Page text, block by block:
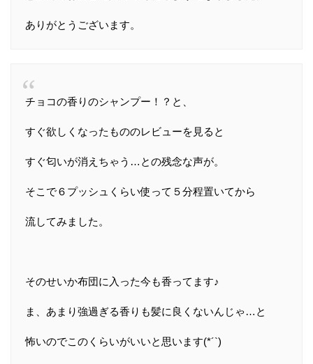
ありがとうございます。
チョコの香りのシャンプー！？と、
すぐ欲しくなったもののレビューを見ると
すぐ匂いが消えちゃう…との残念な声が。
そこで６プッシュくらい使って５分程置いてから
流してみました。
そのせいか布団に入った今も香ってます♪
ま、あまり強過ぎる香りも髪に良くないんじゃ…と
怖いのでこのくらいがいいと思います(*´`)